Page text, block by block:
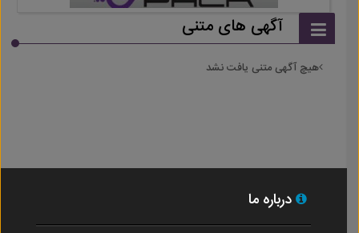
آگهی های متنی
هیچ آگهی متنی یافت نشد
درباره ما